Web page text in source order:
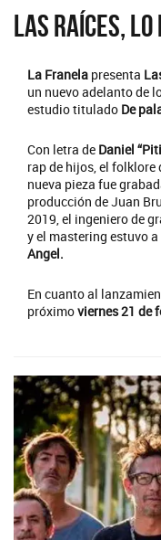
Las Raíces,
La Franela presenta
un nuevo adelanto de
estudio titulado De
Con letra de Daniel
rap de hijos, el folklore
nueva pieza fue
producción de Juan
2019, el ingeniero de
y el mastering estuvo
Angel.
En cuanto al
próximoviernes 21 de